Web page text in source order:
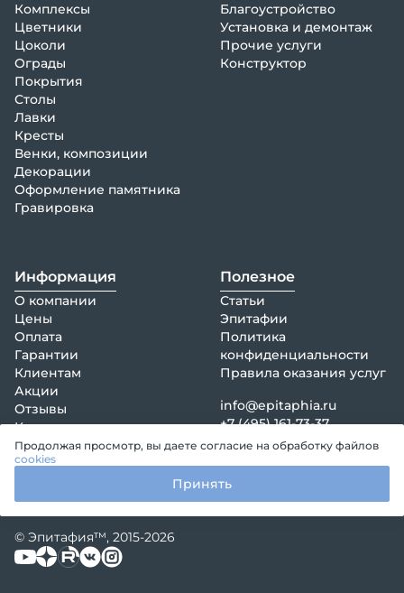
Комплексы
Цветники
Цоколи
Ограды
Покрытия
Столы
Лавки
Кресты
Венки, композиции
Декорации
Оформление памятника
Гравировка
Благоустройство
Установка и демонтаж
Прочие услуги
Конструктор
Информация
О компании
Цены
Оплата
Гарантии
Клиентам
Акции
Отзывы
Контакты
Полезное
Статьи
Эпитафии
Политика
конфиденциальности
Правила оказания услуг
info@epitaphia.ru
+7 (495) 161-73-37
© Эпитафия™, 2015-2026
Продолжая просмотр, вы даете согласие на обработку файлов
cookies
Принять